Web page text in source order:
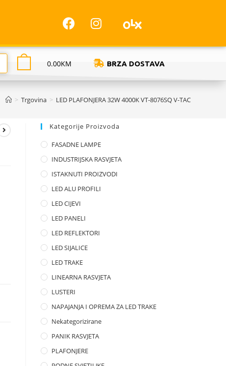
0.00KM BRZA DOSTAVA
> Trgovina > LED PLAFONJERA 32W 4000K VT-8076SQ V-TAC
Kategorije Proizvoda
FASADNE LAMPE
INDUSTRIJSKA RASVJETA
ISTAKNUTI PROIZVODI
LED ALU PROFILI
LED CIJEVI
LED PANELI
LED REFLEKTORI
LED SIJALICE
LED TRAKE
LINEARNA RASVJETA
LUSTERI
NAPAJANJA I OPREMA ZA LED TRAKE
Nekategorizirane
PANIK RASVJETA
PLAFONJERE